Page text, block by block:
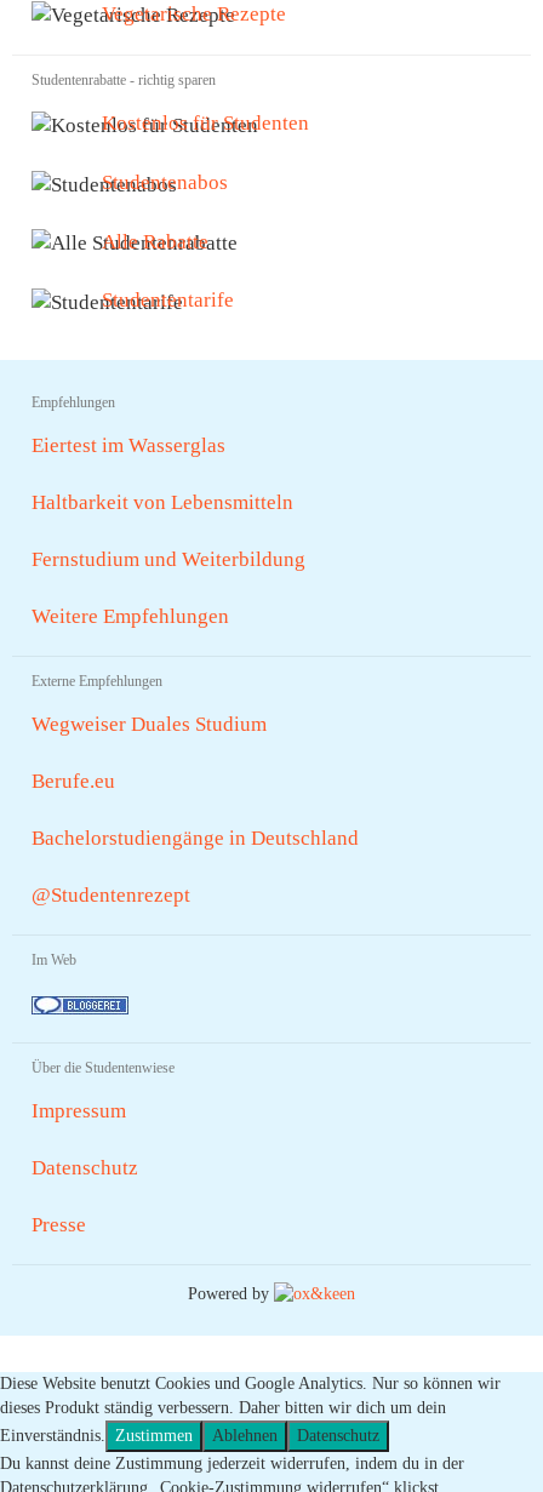
Vegetarische Rezepte
Studentenrabatte - richtig sparen
Kostenlos für Studenten
Studentenabos
Alle Rabatte
Studententarife
Empfehlungen
Eiertest im Wasserglas
Haltbarkeit von Lebensmitteln
Fernstudium und Weiterbildung
Weitere Empfehlungen
Externe Empfehlungen
Wegweiser Duales Studium
Berufe.eu
Bachelorstudiengänge in Deutschland
@Studentenrezept
Im Web
Über die Studentenwiese
Impressum
Datenschutz
Presse
Powered by
Diese Website benutzt Cookies und Google Analytics. Nur so können wir
dieses Produkt ständig verbessern. Daher bitten wir dich um dein
Einverständnis.
Zustimmen Ablehnen
Datenschutz
Du kannst deine Zustimmung jederzeit widerrufen, indem du in der
Datenschutzerklärung „Cookie-Zustimmung widerrufen“ klickst.